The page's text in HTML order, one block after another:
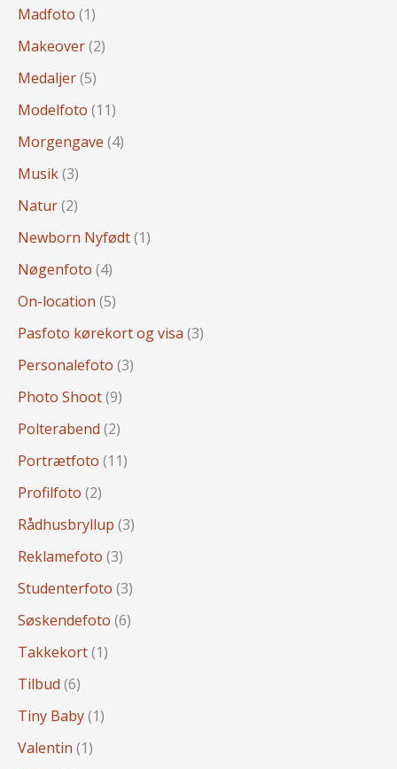
Madfoto (1)
Makeover(2)
Medaljer(5)
Modelfoto (11)
Morgengave (4)
Musik(3)
Natur(2)
Newborn Nyfødt(1)
Nøgenfoto (4)
On-location (5)
Pasfoto kørekort og visa (3)
Personalefoto (3)
Photo Shoot(9)
Polterabend (2)
Portrætfoto (11)
Profilfoto (2)
Rådhusbryllup (3)
Reklamefoto (3)
Studenterfoto (3)
Søskendefoto (6)
Takkekort(1)
Tilbud (6)
Tiny Baby(1)
Valentin (1)